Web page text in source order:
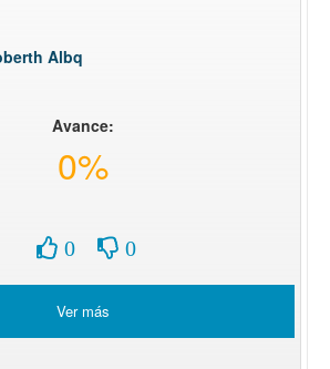
Albq
Avance:
0%
0 0
Ver más